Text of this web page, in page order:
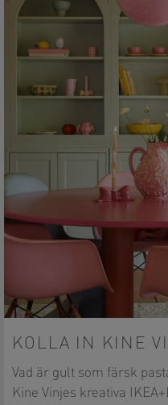
KOLLA IN KINE
Vad är gult som färsk
Kine Vinjes kreativa